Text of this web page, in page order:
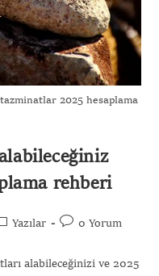
2025 hesaplama
rehberi
Yazılar 0 Yorum
alabileceğinizi ve 2025